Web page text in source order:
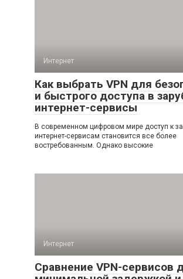
Интернет
Как выбрать VPN для
и быстрого доступа в
интернет-сервисы
В современном цифровом мире доступ к
интернет-сервисам становится все более
востребованным. Однако высокие
Интернет
Сравнение VPN-сервисов